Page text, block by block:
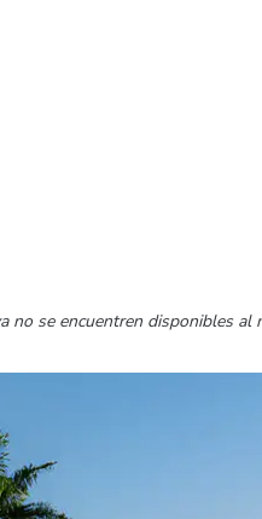
se encuentren disponibles al